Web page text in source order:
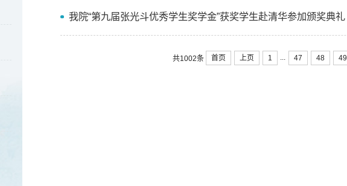
我院“第九届张光斗优秀学生奖学金”获奖学生赴清华参加颁奖典礼
共1002条 首页 上页 1 ... 47 48 49